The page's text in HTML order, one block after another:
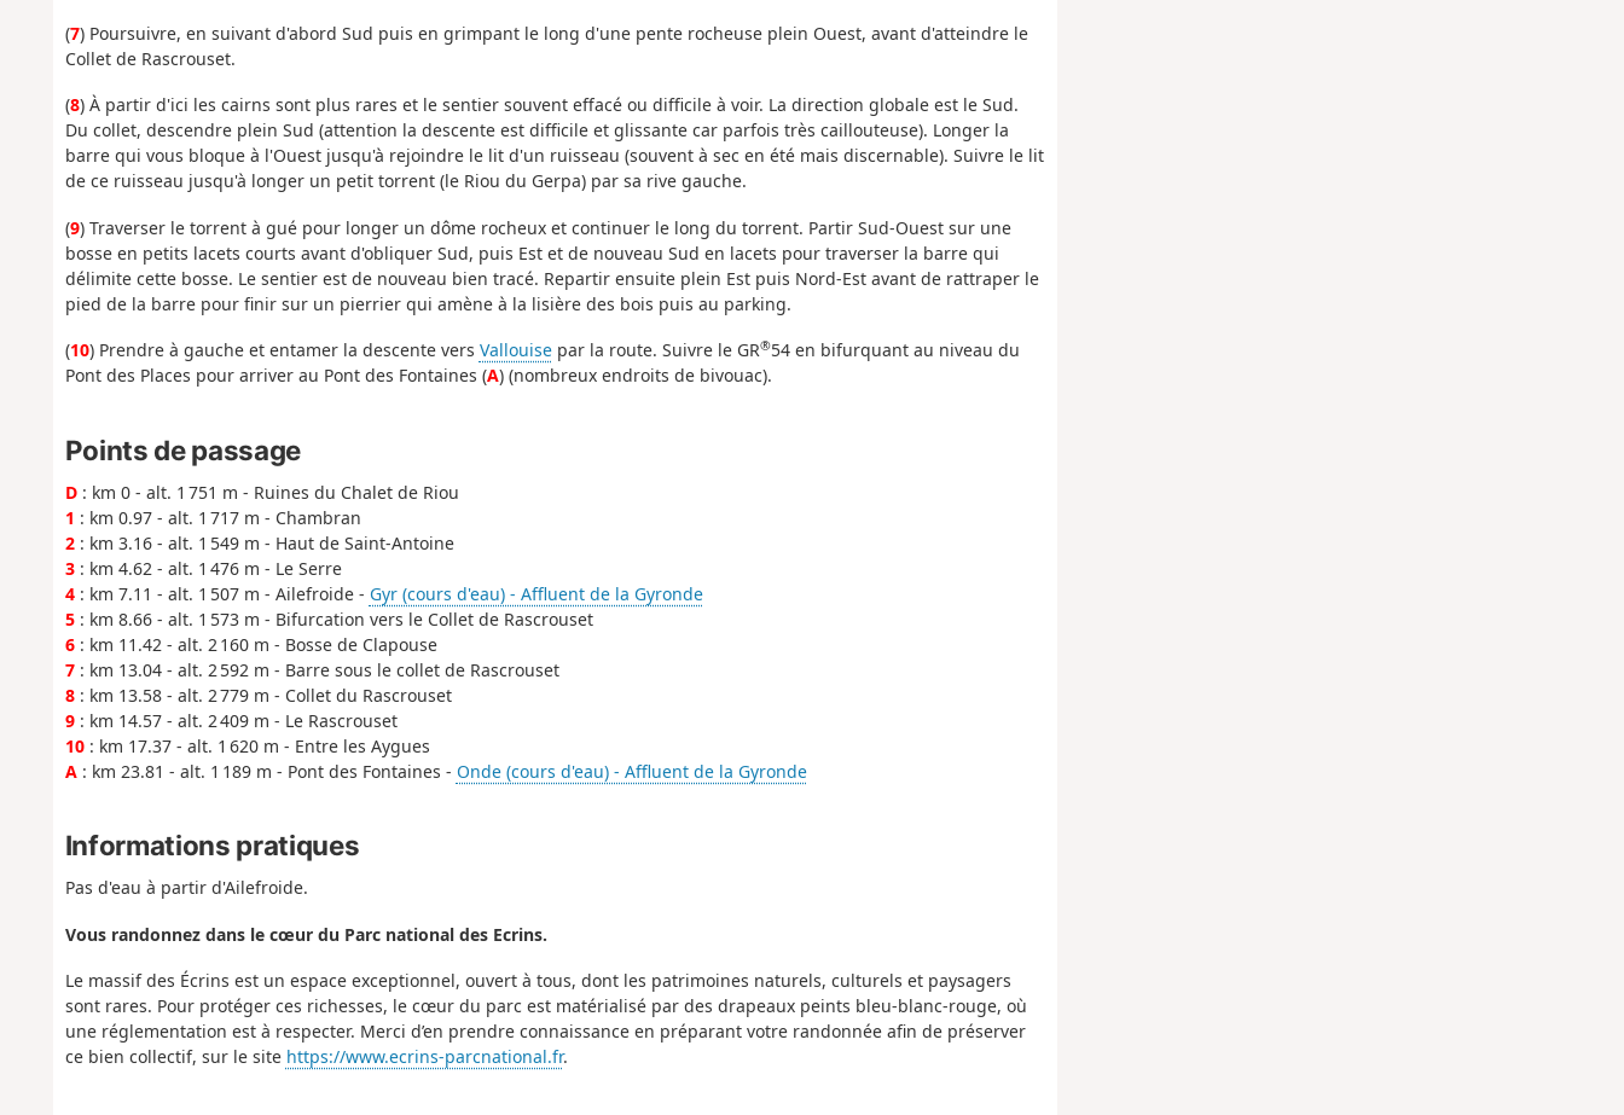
(7) Poursuivre, en suivant d'abord Sud puis en grimpant le long d'une pente rocheuse plein Ouest, avant d'atteindre le
Collet de Rascrouset.
(8) À partir d'ici les cairns sont plus rares et le sentier souvent effacé ou difficile à voir. La direction globale est le Sud.
Du collet, descendre plein Sud (attention la descente est difficile et glissante car parfois très caillouteuse). Longer la
barre qui vous bloque à l'Ouest jusqu'à rejoindre le lit d'un ruisseau (souvent à sec en été mais discernable). Suivre le lit
de ce ruisseau jusqu'à longer un petit torrent (le Riou du Gerpa) par sa rive gauche.
(9) Traverser le torrent à gué pour longer un dôme rocheux et continuer le long du torrent. Partir Sud-Ouest sur une
bosse en petits lacets courts avant d'obliquer Sud, puis Est et de nouveau Sud en lacets pour traverser la barre qui
délimite cette bosse. Le sentier est de nouveau bien tracé. Repartir ensuite plein Est puis Nord-Est avant de rattraper le
pied de la barre pour finir sur un pierrier qui amène à la lisière des bois puis au parking.
(10) Prendre à gauche et entamer la descente vers Vallouisepar la route. Suivre le GR®54 en bifurquant au niveau du
Pont des Places pour arriver au Pont des Fontaines (A) (nombreux endroits de bivouac).
Points de passage
D: km 0 - alt. 1 751 m - Ruines du Chalet de Riou
1 : km 0.97 - alt. 1 717 m - Chambran
2: km 3.16 - alt. 1 549 m - Haut de Saint-Antoine
3: km 4.62 - alt. 1 476 m - Le Serre
4: km 7.11 - alt. 1 507 m - Ailefroide - Gyr (cours d'eau) - Affluent de la Gyronde
5: km 8.66 - alt. 1 573 m - Bifurcation vers le Collet de Rascrouset
6: km 11.42 - alt. 2 160 m - Bosse de Clapouse
7: km 13.04 - alt. 2 592 m - Barre sous le collet de Rascrouset
8: km 13.58 - alt. 2 779 m - Collet du Rascrouset
9: km 14.57 - alt. 2 409 m - Le Rascrouset
10: km 17.37 - alt. 1 620 m - Entre les Aygues
A: km 23.81 - alt. 1 189 m - Pont des Fontaines - Onde (cours d'eau) - Affluent de la Gyronde
Informations pratiques
Pas d'eau à partir d'Ailefroide.
Vous randonnez dans le cœur du Parc national des Ecrins.
Le massif des Écrins est un espace exceptionnel, ouvert à tous, dont les patrimoines naturels, culturels et paysagers
sont rares. Pour protéger ces richesses, le cœur du parc est matérialisé par des drapeaux peints bleu-blanc-rouge, où
une réglementation est à respecter. Merci d’en prendre connaissance en préparant votre randonnée afin de préserver
ce bien collectif, sur le site https://www.ecrins-parcnational.fr.